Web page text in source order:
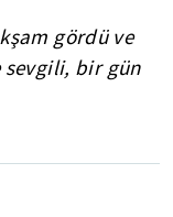
gördü ve
sevgili, bir gün